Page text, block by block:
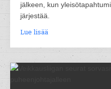
jälkeen, kun
järjestää.
Lue lisää